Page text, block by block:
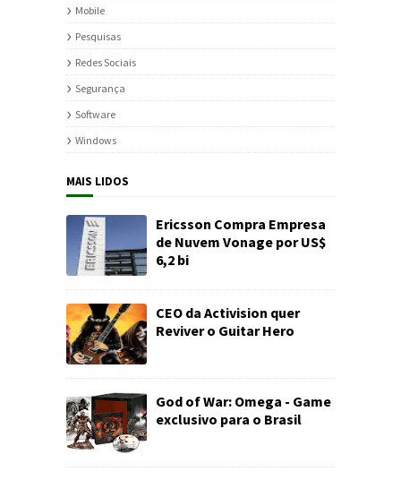
Mobile
Pesquisas
Redes Sociais
Segurança
Software
Windows
MAIS LIDOS
Ericsson Compra Empresa
de Nuvem Vonage por US$
6,2 bi
CEO da Activision quer
Reviver o Guitar Hero
God of War: Omega - Game
exclusivo para o Brasil